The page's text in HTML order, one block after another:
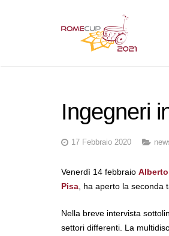
Ingegneri
17 Febbraio 2020
Venerdì 14 febbraio
Pisa , ha aperto la seconda
Nella breve intervista
settori differenti. La